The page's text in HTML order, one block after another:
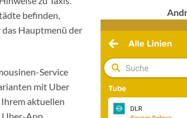
befinden,
das Hauptmenü der
Service
mit Uber
Ihrem aktuellen